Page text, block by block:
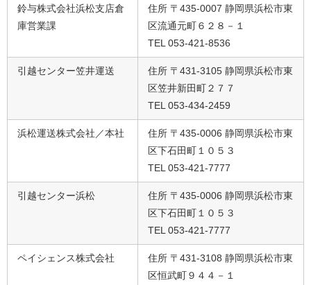
鈴与株式会社浜松支店倉
庫営業課
住所 〒435-0007 静岡県浜松市東
区流通元町６２８－１
TEL 053-421-8536
引越センター笠井運送
住所 〒431-3105 静岡県浜松市東
区笠井新田町２７７
TEL 053-434-2459
浜松運送株式会社／本社
住所 〒435-0006 静岡県浜松市東
区下石田町１０５３
TEL 053-421-7777
引越センター浜松
住所 〒435-0006 静岡県浜松市東
区下石田町１０５３
TEL 053-421-7777
ペイシェンス株式会社
住所 〒431-3108 静岡県浜松市東
区恒武町９４４－１